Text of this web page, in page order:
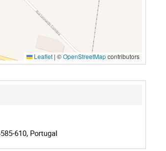
Leaflet | ©OpenStreetMapcontributors
610, Portugal